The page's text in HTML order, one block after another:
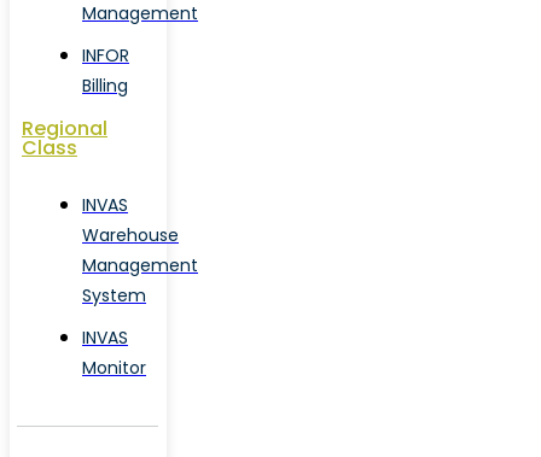
Management
INFOR
Billing
Regional
Class
INVAS
Warehouse
Management
System
INVAS
Monitor